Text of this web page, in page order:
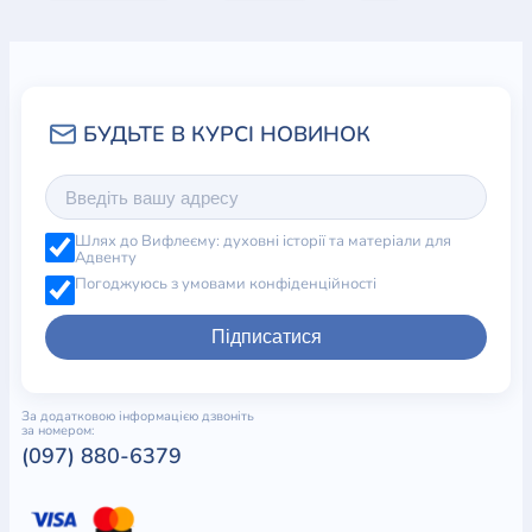
Шлях до Вифлеєму: духовні історії та матеріали для
Адвенту
Погоджуюсь з умовами конфіденційності
Підписатися
За додатковою інформацією дзвоніть
за номером:
(097) 880-6379